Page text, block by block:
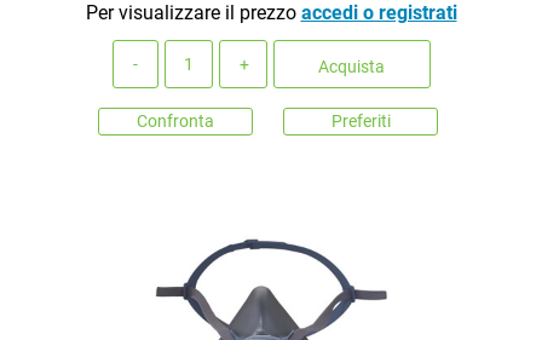
Per visualizzare il prezzo accedi o registrati
Acquista
Confronta Preferiti